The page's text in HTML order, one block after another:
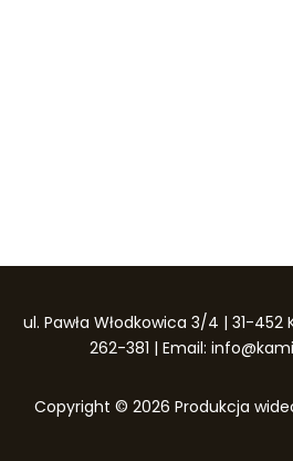
ul. Pawła Włodkowica 3/4 | 31-452
262-381 | Email:
Copyright © 2026 Produkcja